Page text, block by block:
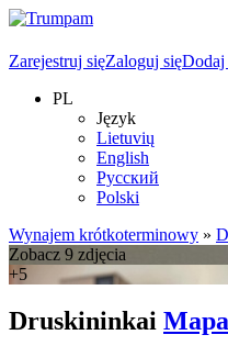
Zarejestruj sięZaloguj sięDodaj
PL
Język
Lietuvių
English
Русский
Polski
Wynajem krótkoterminowy »
Zobacz 9 zdjęcia
+5
Druskininkai Mapa